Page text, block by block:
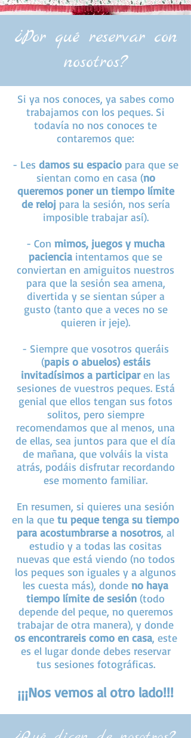
¿Por qué reservar con
nosotros?
Si ya nos conoces, ya sabes como
trabajamos con los peques. Si
todavía no nos conoces te
contaremos que:
- Les damos su espacio para que se
sientan como en casa (no
queremos poner un tiempo límite
de relojpara la sesión, nos sería
imposible trabajar así).
- Con mimos, juegos y mucha
paciencia intentamos que se
conviertan en amiguitos nuestros
para que la sesión sea amena,
divertida y se sientan súper a
gusto (tanto que a veces no se
quieren ir jeje).
- Siempre que vosotros queráis
(papis o abuelos) estáis
invitadísimos a participaren las
sesiones de vuestros peques. Está
genial que ellos tengan sus fotos
solitos, pero siempre
recomendamos que al menos, una
de ellas, sea juntos para que el día
de mañana, que volváis la vista
atrás, podáis disfrutar recordando
ese momento familiar.
En resumen, si quieres una sesión
en la que tu peque tenga su tiempo
para acostumbrarse a nosotros, al
estudio y a todas las cositas
nuevas que está viendo (no todos
los peques son iguales y a algunos
les cuesta más), donde no haya
tiempo límite de sesión (todo
depende del peque, no queremos
trabajar de otra manera), y donde
os encontrareis como en casa, este
es el lugar donde debes reservar
tus sesiones fotográficas.
¡¡¡Nos vemos al otro lado!!!